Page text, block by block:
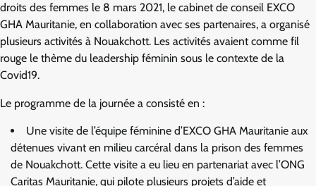
droits des femmes le 8 mars 2021, le cabinet de conseil EXCO
GHA Mauritanie, en collaboration avec ses partenaires, a organisé
plusieurs activités à Nouakchott. Les activités avaient comme fil
rouge le thème du leadership féminin sous le contexte de la
Covid19.
Le programme de la journée a consisté en :
Une visite de l’équipe féminine d’EXCO GHA Mauritanie aux
détenues vivant en milieu carcéral dans la prison des femmes
de Nouakchott. Cette visite a eu lieu en partenariat avec l’ONG
Caritas Mauritanie, qui pilote plusieurs projets d’aide et